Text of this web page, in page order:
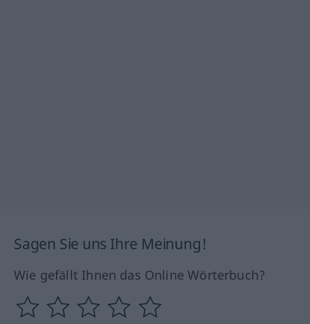
Sagen Sie uns Ihre Meinung!
Wie gefällt Ihnen das Online Wörterbuch?